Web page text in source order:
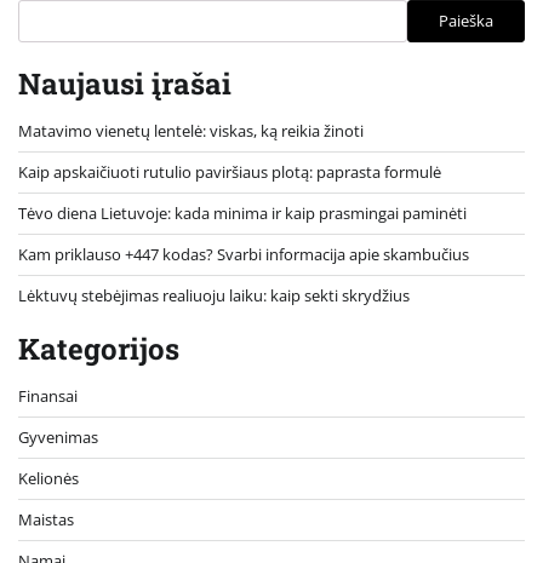
Paieška
Naujausi įrašai
Matavimo vienetų lentelė: viskas, ką reikia žinoti
Kaip apskaičiuoti rutulio paviršiaus plotą: paprasta formulė
Tėvo diena Lietuvoje: kada minima ir kaip prasmingai paminėti
Kam priklauso +447 kodas? Svarbi informacija apie skambučius
Lėktuvų stebėjimas realiuoju laiku: kaip sekti skrydžius
Kategorijos
Finansai
Gyvenimas
Kelionės
Maistas